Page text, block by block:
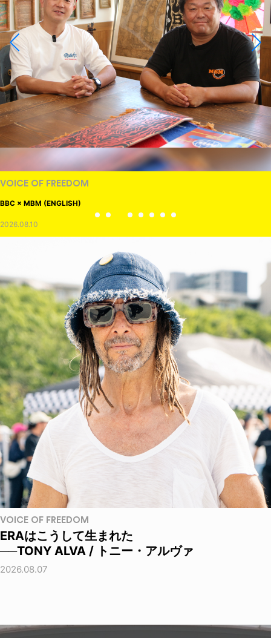
VOICE OF FREEDOM
BBC × MBM (ENGLISH)
2026.08.10
VOICE OF FREEDOM
ERAはこうして生まれた
──TONY ALVA / トニー・アルヴァ
2026.08.07